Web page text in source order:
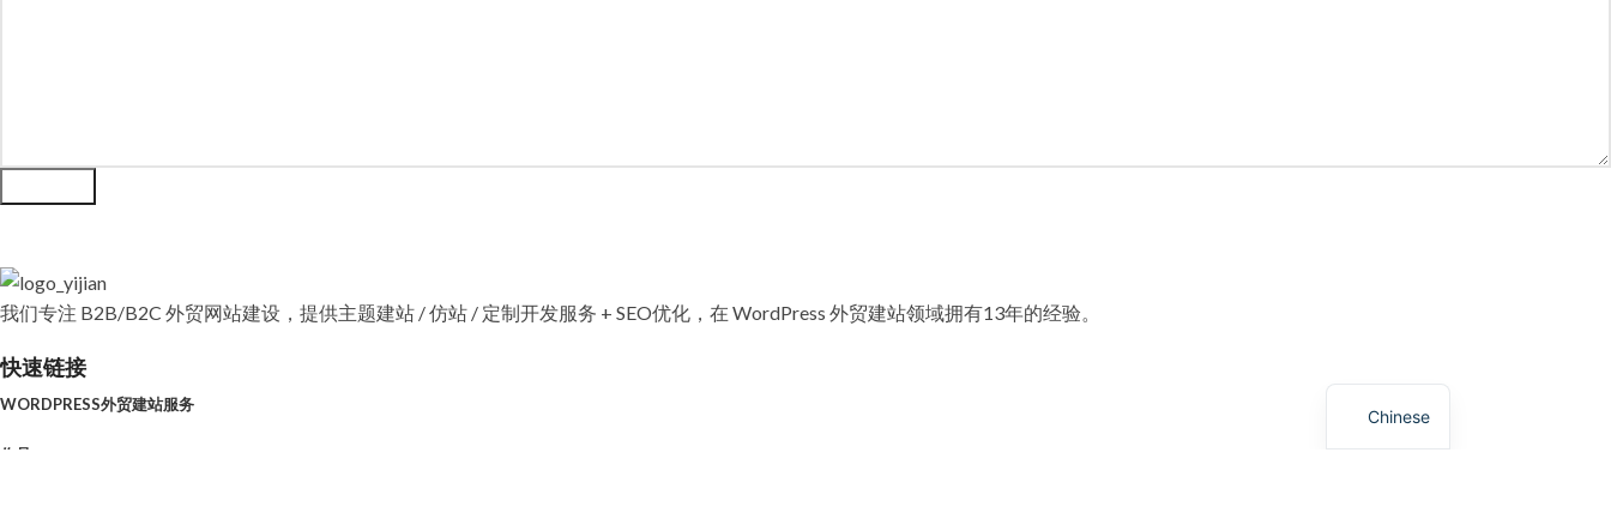
我们专注 B2B/B2C 外贸网站建设，提供主题建站 / 仿站 / 定制开发服务 + SEO优化，在 WordPress 外贸建站领域拥有13年的经验。
快速链接
WORDPRESS外贸建站服务
作品
Chinese